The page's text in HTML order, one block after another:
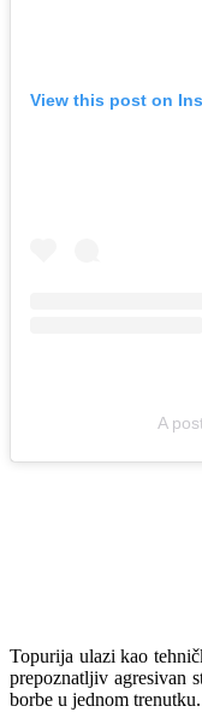
View this post on
A
Topurija ulazi kao
prepoznatljiv agresivan
borbe u jednom trenutku.